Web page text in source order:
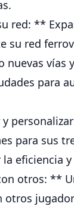
red: **
su red
nuevas vías
para
para sus
eficiencia
otros: **
otros